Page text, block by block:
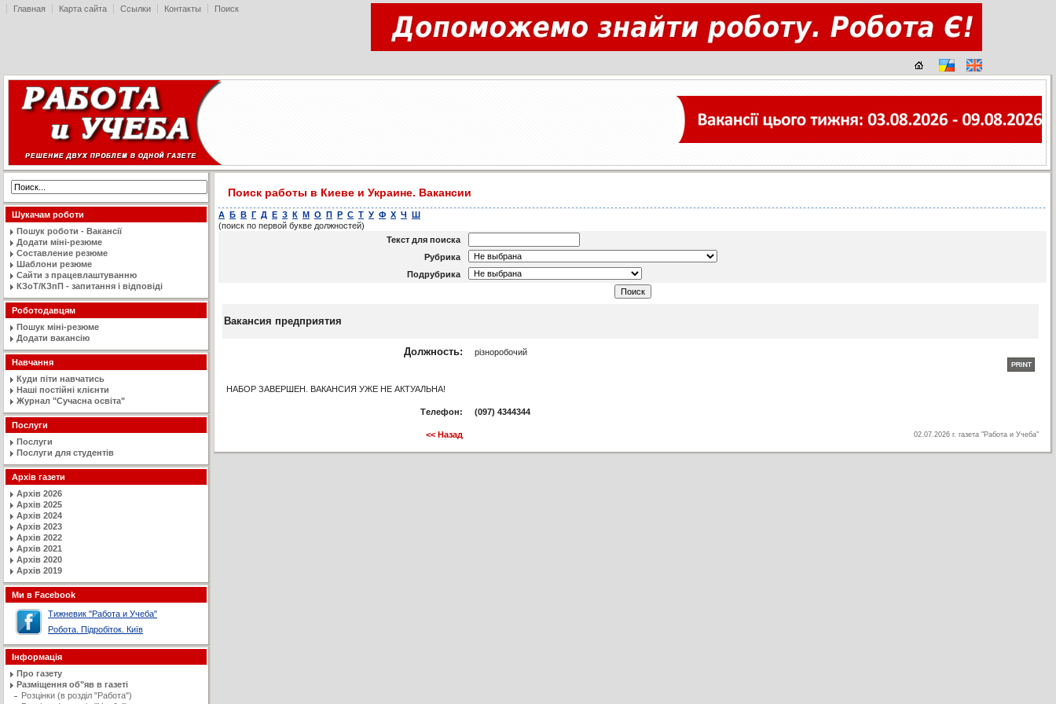
Главная Карта сайта Ссылки Контакты Поиск
Шукачам роботи
Пошук роботи - Вакансії
Додати міні-резюме
Составление резюме
Шаблони резюме
Сайти з працевлаштуванню
КЗоТ/КЗпП - запитання і відповіді
Роботодавцям
Пошук міні-резюме
Додати вакансію
Навчання
Куди піти навчатись
Наші постійні клієнти
Журнал "Сучасна освiта"
Послуги
Послуги
Послуги для студентів
Архів газети
Архів 2026
Архів 2025
Архів 2024
Архів 2023
Архів 2022
Архів 2021
Архів 2020
Архів 2019
Ми в Facebook
Тижневик "Работа и Учеба"
Робота. Підробіток. Київ
Інформація
Про газету
Разміщення об"яв в газеті
Розцінки (в розділ "Работа")
Поиск работы в Киеве и Украине. Вакансии
А Б В Г Д Е З К М О П Р С Т У Ф Х Ч Ш
(поиск по первой букве должностей)
Текст для поиска
Рубрика
Подрубрика
Вакансия предприятия
Должность: різноробочий
НАБОР ЗАВЕРШЕН. ВАКАНСИЯ УЖЕ НЕ АКТУАЛЬНА!
Tелефон: (097) 4344344
<< Назад 02.07.2026 г. газета "Работа и Учеба"